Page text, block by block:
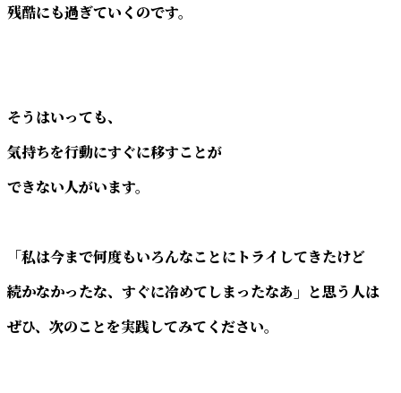
残酷にも過ぎていくのです。
そうはいっても、
気持ちを行動にすぐに移すことが
できない人がいます。
「私は今まで何度もいろんなことにトライしてきたけど
続かなかったな、すぐに冷めてしまったなあ」と思う人は
ぜひ、次のことを実践してみてください。